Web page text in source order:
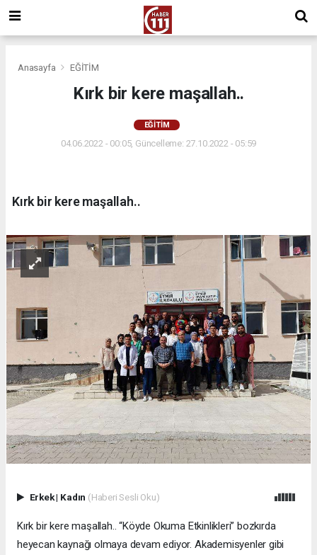
Anasayfa EĞİTİM
Kırk bir kere maşallah..
EĞİTİM
04.06.2022 - 00:05, Güncelleme: 27.10.2022 - 05:59
Kırk bir kere maşallah..
Erkek| Kadın (Haberi Sesli Oku)
Kırk bir kere maşallah.. “Köyde Okuma Etkinlikleri” bozkırda
heyecan kaynağı olmaya devam ediyor. Akademisyenler gibi